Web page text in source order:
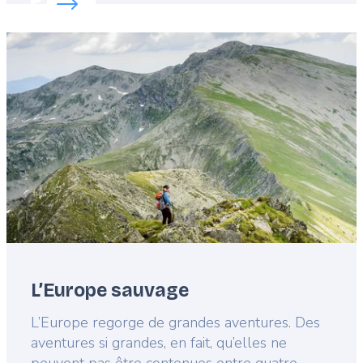
Featured
L’Europe sauvage
Lead
L’Europe regorge de grandes aventures. Des
aventures si grandes, en fait, qu’elles ne